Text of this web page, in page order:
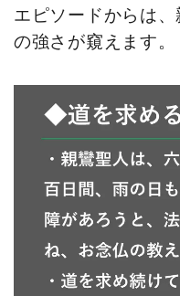
エピソードからは
の強さが窺えます。